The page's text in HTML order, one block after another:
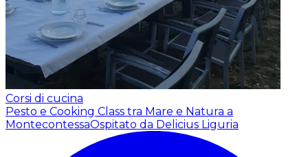
Corsi di cucina
Pesto e Cooking Class tra Mare e Natura a
MontecontessaOspitato da Delicius Liguria